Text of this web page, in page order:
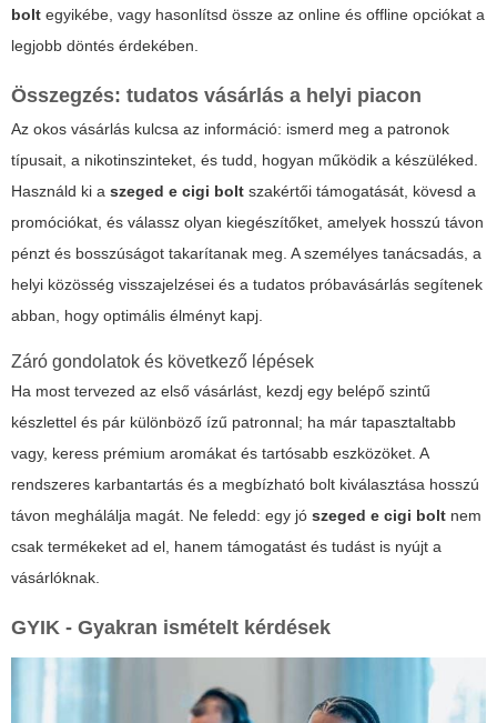
bolt egyikébe, vagy hasonlítsd össze az online és offline opciókat a
legjobb döntés érdekében.
Összegzés: tudatos vásárlás a helyi piacon
Az okos vásárlás kulcsa az információ: ismerd meg a patronok
típusait, a nikotinszinteket, és tudd, hogyan működik a készüléked.
Használd ki a szeged e cigi bolt szakértői támogatását, kövesd a
promóciókat, és válassz olyan kiegészítőket, amelyek hosszú távon
pénzt és bosszúságot takarítanak meg. A személyes tanácsadás, a
helyi közösség visszajelzései és a tudatos próbavásárlás segítenek
abban, hogy optimális élményt kapj.
Záró gondolatok és következő lépések
Ha most tervezed az első vásárlást, kezdj egy belépő szintű
készlettel és pár különböző ízű patronnal; ha már tapasztaltabb
vagy, keress prémium aromákat és tartósabb eszközöket. A
rendszeres karbantartás és a megbízható bolt kiválasztása hosszú
távon meghálálja magát. Ne feledd: egy jó szeged e cigi bolt nem
csak termékeket ad el, hanem támogatást és tudást is nyújt a
vásárlóknak.
GYIK - Gyakran ismételt kérdések